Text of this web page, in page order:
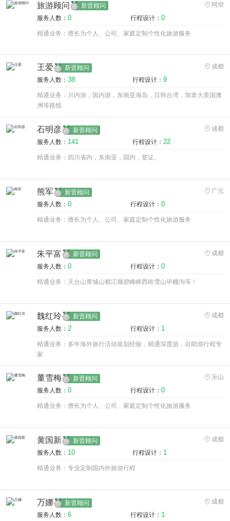
旅游顾问 新晋顾问
阿坝
服务人数： 0 行程设计： 0
精通业务：擅长为个人、公司、家庭定制个性化旅游服务
王爱 新晋顾问
成都
服务人数： 38 行程设计： 9
精通业务：川内游，国内游，东南亚海岛，日韩台湾，加拿大美国澳
洲等路线
石明彦 新晋顾问
成都
服务人数： 141 行程设计： 22
精通业务：四川省内，东南亚，国内，签证。
熊军 新晋顾问
广元
服务人数： 0 行程设计： 0
精通业务：擅长为个人、公司、家庭定制个性化旅游服务
朱平富 新晋顾问
成都
服务人数： 0 行程设计： 0
精通业务：天台山青城山都江堰碧峰峡西岭雪山毕棚沟等！
魏红玲 新晋顾问
成都
服务人数： 2 行程设计： 1
精通业务：多年海外旅行活动策划经验，精通深度游，自助游行程专
家
董雪梅 新晋顾问
乐山
服务人数： 0 行程设计： 0
精通业务：擅长为个人、公司、家庭定制个性化旅游服务
黄国新 新晋顾问
成都
服务人数： 10 行程设计： 1
精通业务：专业定制国内外旅游行程
万娜 新晋顾问
成都
服务人数： 6 行程设计： 1